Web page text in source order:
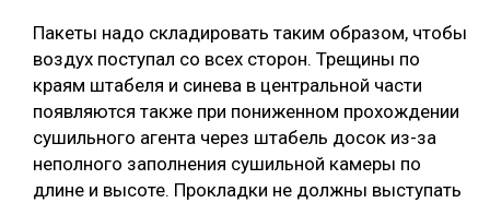
Пакеты надо складировать таким образом, чтобы
воздух поступал со всех сторон. Трещины по
краям штабеля и синева в центральной части
появляются также при пониженном прохождении
сушильного агента через штабель досок из-за
неполного заполнения сушильной камеры по
длине и высоте. Прокладки не должны выступать